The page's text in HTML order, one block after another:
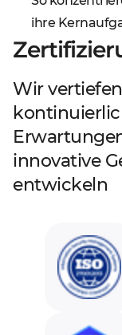
ihre
Wir
innovative
entwickeln